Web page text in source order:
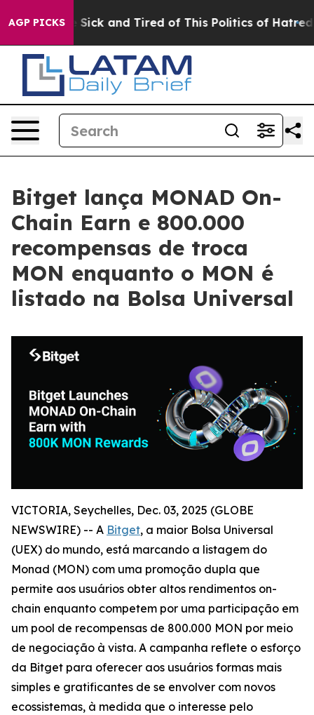
AGP PICKS
Are Sick and Tired of This Politics of Hatred” The
Bitget lança MONAD On-
Chain Earn e 800.000
recompensas de troca
MON enquanto o MON é
listado na Bolsa Universal
VICTORIA, Seychelles, Dec. 03, 2025 (GLOBE
NEWSWIRE) -- A Bitget, a maior Bolsa Universal
(UEX) do mundo, está marcando a listagem do
Monad (MON) com uma promoção dupla que
permite aos usuários obter altos rendimentos on-
chain enquanto competem por uma participação em
um pool de recompensas de 800.000 MON por meio
de negociação à vista. A campanha reflete o esforço
da Bitget para oferecer aos usuários formas mais
simples e gratificantes de se envolver com novos
ecossistemas, à medida que o interesse pelo